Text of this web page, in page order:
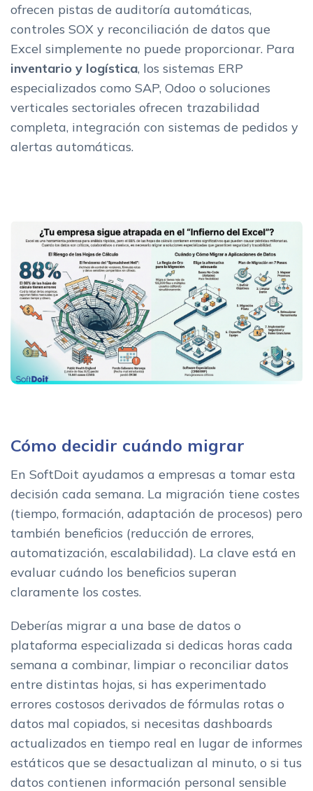
ofrecen pistas de auditoría automáticas,
controles SOX y reconciliación de datos que
Excel simplemente no puede proporcionar. Para
inventario y logística, los sistemas ERP
especializados como SAP, Odoo o soluciones
verticales sectoriales ofrecen trazabilidad
completa, integración con sistemas de pedidos y
alertas automáticas.
Cómo decidir cuándo migrar
En SoftDoit ayudamos a empresas a tomar esta
decisión cada semana. La migración tiene costes
(tiempo, formación, adaptación de procesos) pero
también beneficios (reducción de errores,
automatización, escalabilidad). La clave está en
evaluar cuándo los beneficios superan
claramente los costes.
Deberías migrar a una base de datos o
plataforma especializada si dedicas horas cada
semana a combinar, limpiar o reconciliar datos
entre distintas hojas, si has experimentado
errores costosos derivados de fórmulas rotas o
datos mal copiados, si necesitas dashboards
actualizados en tiempo real en lugar de informes
estáticos que se desactualizan al minuto, o si tus
datos contienen información personal sensible